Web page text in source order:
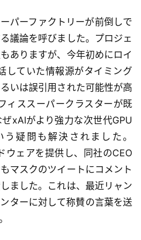
パーファクトリーが前倒しで
議論を呼びました。プロジェ
ありますが、今年初めにロイ
していた情報源がタイミング
いは誤引用された可能性が高
ィススーパークラスターが既
xAIがより強力な次世代GPU
疑問も解決されました。
ウェアを提供し、同社のCEO
マスクのツイートにコメント
ました。これは、最近リャン
ターに対して称賛の言葉を送